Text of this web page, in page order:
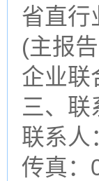
省直行
(主报
企业联
三、联
联系人
传真：